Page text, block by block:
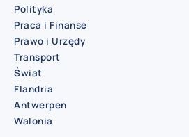
Polityka
Praca i Finanse
Prawo i Urzędy
Transport
Świat
Flandria
Antwerpen
Walonia